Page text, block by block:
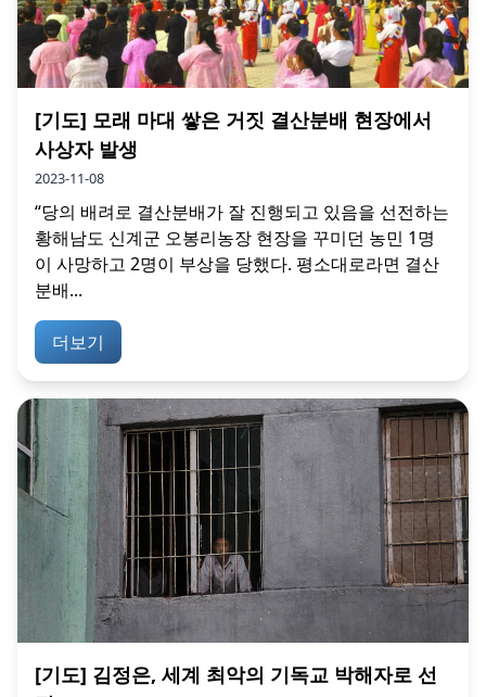
[기도] 모래 마대 쌓은 거짓 결산분배 현장에서
사상자 발생
2023-11-08
“당의 배려로 결산분배가 잘 진행되고 있음을 선전하는
황해남도 신계군 오봉리농장 현장을 꾸미던 농민 1명
이 사망하고 2명이 부상을 당했다. 평소대로라면 결산
분배...
더보기
[기도] 김정은, 세계 최악의 기독교 박해자로 선